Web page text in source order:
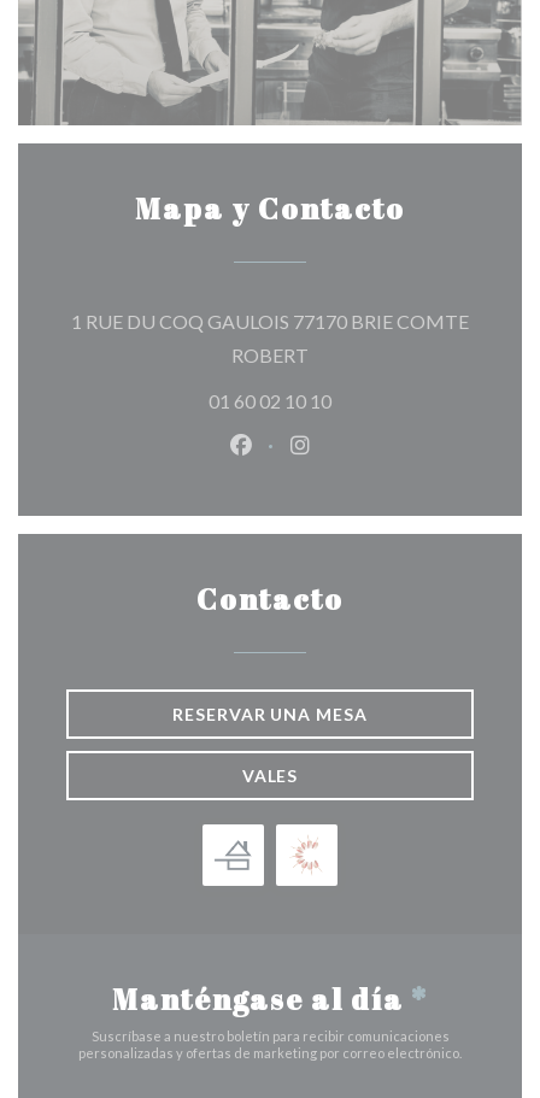
Mapa y Contacto
1 RUE DU COQ GAULOIS 77170 BRIE COMTE
ROBERT
01 60 02 10 10
Facebook ((abre en una nueva
Instagram ((abre en una
Contacto
RESERVAR UNA MESA
VALES
Manténgase al día *
Suscríbase a nuestro boletín para recibir comunicaciones
personalizadas y ofertas de marketing por correo electrónico.